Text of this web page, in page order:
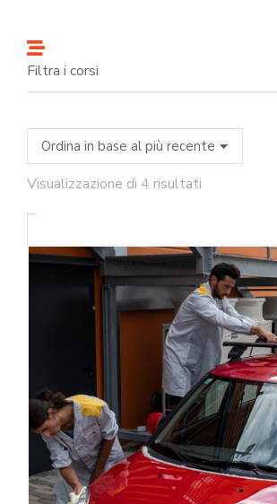
Filtra i corsi
Visualizzazione di 4 risultati